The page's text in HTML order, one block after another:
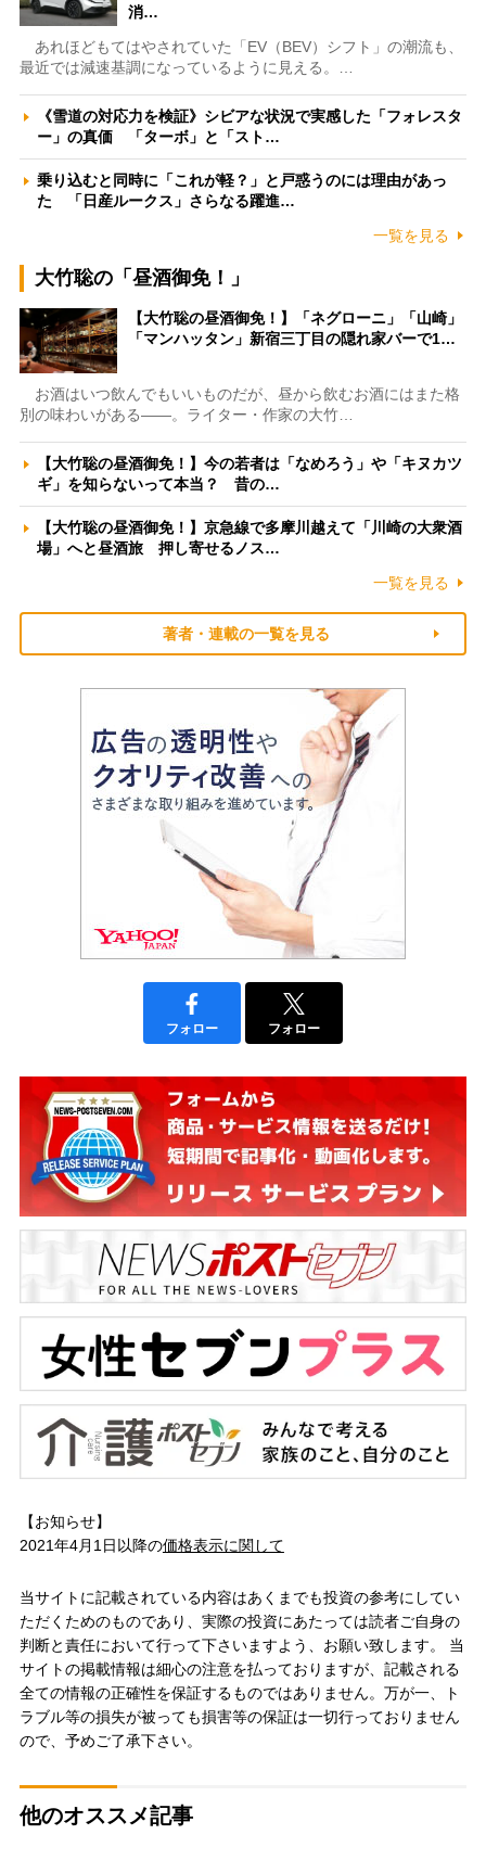
消…
あれほどもてはやされていた「EV（BEV）シフト」の潮流も、
最近では減速基調になっているように見える。…
《雪道の対応力を検証》シビアな状況で実感した「フォレスタ
ー」の真価 「ターボ」と「スト…
乗り込むと同時に「これが軽？」と戸惑うのには理由があっ
た 「日産ルークス」さらなる躍進…
一覧を見る
大竹聡の「昼酒御免！」
【大竹聡の昼酒御免！】「ネグローニ」「山崎」
「マンハッタン」新宿三丁目の隠れ家バーで1…
お酒はいつ飲んでもいいものだが、昼から飲むお酒にはまた格
別の味わいがある――。ライター・作家の大竹…
【大竹聡の昼酒御免！】今の若者は「なめろう」や「キヌカツ
ギ」を知らないって本当？ 昔の…
【大竹聡の昼酒御免！】京急線で多摩川越えて「川崎の大衆酒
場」へと昼酒旅 押し寄せるノス…
一覧を見る
著者・連載の一覧を見る
フォロー フォロー
【お知らせ】
2021年4月1日以降の価格表示に関して
当サイトに記載されている内容はあくまでも投資の参考にしてい
ただくためのものであり、実際の投資にあたっては読者ご自身の
判断と責任において行って下さいますよう、お願い致します。 当
サイトの掲載情報は細心の注意を払っておりますが、記載される
全ての情報の正確性を保証するものではありません。万が一、ト
ラブル等の損失が被っても損害等の保証は一切行っておりません
ので、予めご了承下さい。
他のオススメ記事